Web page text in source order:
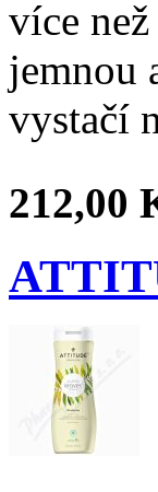
více
jemnou
vystačí
212,00